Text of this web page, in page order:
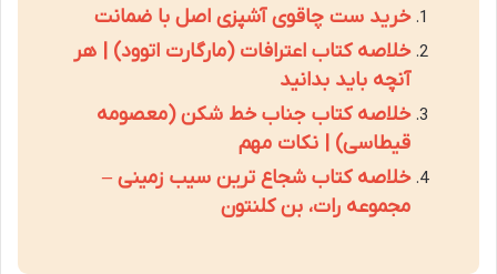
خرید ست چاقوی آشپزی اصل با ضمانت
خلاصه کتاب اعترافات (مارگارت اتوود) | هر
آنچه باید بدانید
خلاصه کتاب جناب خط شکن (معصومه
قیطاسی) | نکات مهم
خلاصه کتاب شجاع ترین سیب زمینی –
مجموعه رات، بن کلنتون